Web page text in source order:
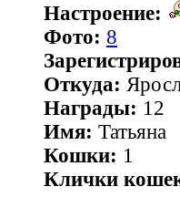
Настроение:
Фото: 8
Откуда:
Награды: 12
Имя: Татьяна
Кошки: 1
Клички